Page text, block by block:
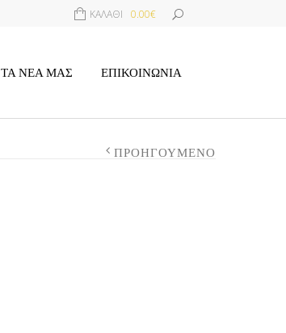
ΚΑΛΆΘΙ 0.00€
ΤΑ ΝΈΑ ΜΑΣ ΕΠΙΚΟΙΝΩΝΊΑ
ΠΡΟΗΓΟΎΜΕΝΟ